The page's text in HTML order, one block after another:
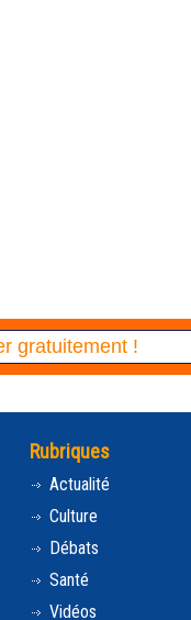
Rubriques
Actualité
Culture
Débats
Santé
Vidéos